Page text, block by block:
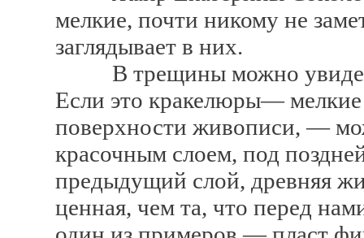
мелкие, почти никому не
заглядывает в них.
В трещины можно увидеть
Если это кракелюры— мелкие
поверхности живописи, —
красочным слоем, под
предыдущий слой, древняя
ценная, чем та, что перед